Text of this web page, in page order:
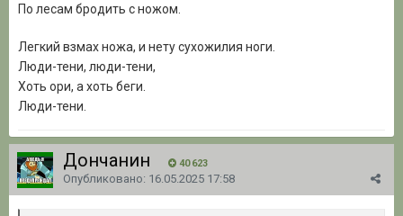
По лесам бродить с ножом.
Легкий взмах ножа, и нету сухожилия ноги.
Люди-тени, люди-тени,
Хоть ори, а хоть беги.
Люди-тени.
Дончанин 40 623
Опубликовано: 16.05.2025 17:58